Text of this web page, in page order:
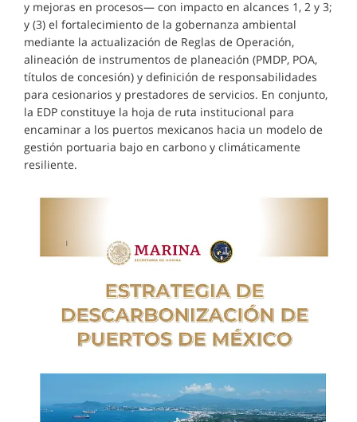
y mejoras en procesos— con impacto en alcances 1, 2 y 3;
y (3) el fortalecimiento de la gobernanza ambiental
mediante la actualización de Reglas de Operación,
alineación de instrumentos de planeación (PMDP, POA,
títulos de concesión) y definición de responsabilidades
para cesionarios y prestadores de servicios. En conjunto,
la EDP constituye la hoja de ruta institucional para
encaminar a los puertos mexicanos hacia un modelo de
gestión portuaria bajo en carbono y climáticamente
resiliente.